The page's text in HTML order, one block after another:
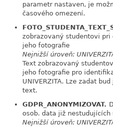
parametr nastaven, je
časového omezení.
zobrazovaný studentovi
jeho fotografie
Nejnižší úroveň:
Text zobrazovaný
jeho fotografie pro
UNIVERZITA. Lze zadat
text.
GDPR_ANONYMIZOVAT.
osob. data již nestudujících
Nejnižší úroveň: